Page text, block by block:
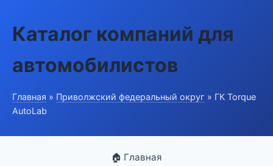
Каталог компаний для
автомобилистов
Главная » Приволжский федеральный округ » ГК Torque
AutoLab
🏠 Главная